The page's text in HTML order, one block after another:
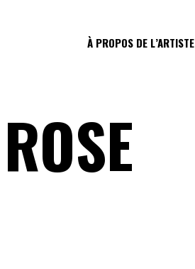
À PROPOS DE L’ARTISTE